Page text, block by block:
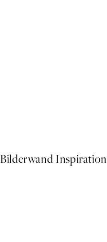
Bilderwand Inspiration